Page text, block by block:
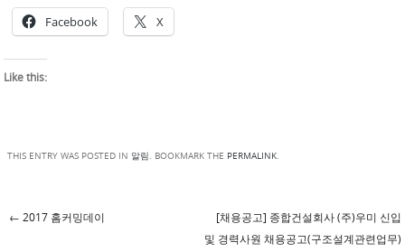
Facebook X
Like this:
THIS ENTRY WAS POSTED IN 알림. BOOKMARK THE PERMALINK.
← 2017 홈커밍데이
[채용공고] 종합건설회사 (주)우미 신입
및 경력사원 채용공고(구조설계관련업무)